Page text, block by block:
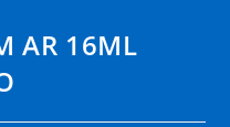
AR 16ML